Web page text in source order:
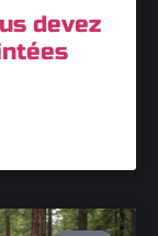
devez